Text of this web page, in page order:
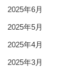
2025年6月
2025年5月
2025年4月
2025年3月